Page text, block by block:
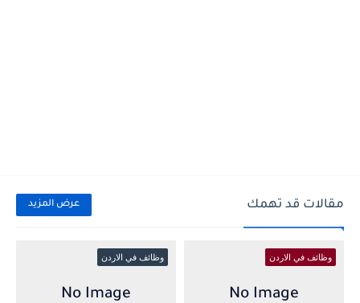
مقالات قد تهمك عرض المزيد
وظائف في الاردن وظائف في الاردن